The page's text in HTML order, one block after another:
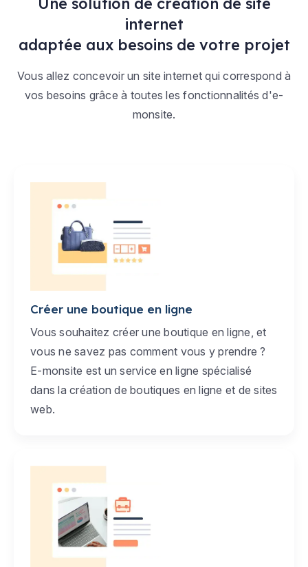
internet
adaptée aux besoins de votre projet
Vous allez concevoir un site internet qui correspond à
vos besoins grâce à toutes les fonctionnalités d'e-
monsite.
Créer une boutique en ligne
Vous souhaitez créer une boutique en ligne, et
vous ne savez pas comment vous y prendre ?
E-monsite est un service en ligne spécialisé
dans la création de boutiques en ligne et de sites
web.